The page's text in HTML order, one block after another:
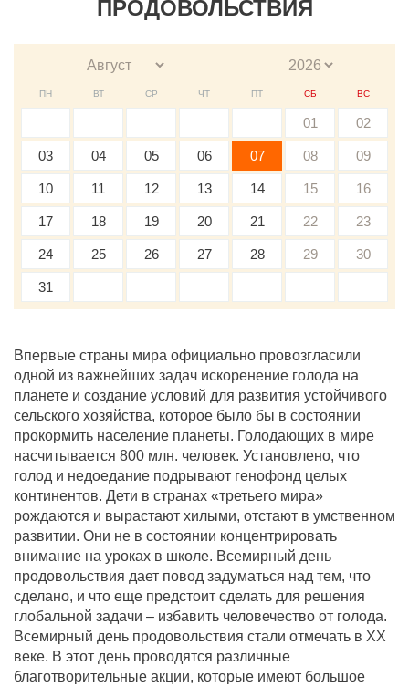
ПРОДОВОЛЬСТВИЯ
ПН ВТ СР ЧТ ПТ СБ ВС
01 02
03 04 05 06 07 08 09
10 11 12 13 14 15 16
17 18 19 20 21 22 23
24 25 26 27 28 29 30
31
Впервые страны мира официально провозгласили
одной из важнейших задач искоренение голода на
планете и создание условий для развития устойчивого
сельского хозяйства, которое было бы в состоянии
прокормить население планеты. Голодающих в мире
насчитывается 800 млн. человек. Установлено, что
голод и недоедание подрывают генофонд целых
континентов. Дети в странах «третьего мира»
рождаются и вырастают хилыми, отстают в умственном
развитии. Они не в состоянии концентрировать
внимание на уроках в школе. Всемирный день
продовольствия дает повод задуматься над тем, что
сделано, и что еще предстоит сделать для решения
глобальной задачи – избавить человечество от голода.
Всемирный день продовольствия стали отмечать в XX
веке. В этот день проводятся различные
благотворительные акции, которые имеют большое